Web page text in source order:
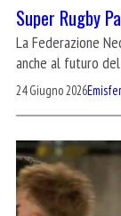
Super Rugby
La Federazione
anche al futuro
24 Giugno 2026